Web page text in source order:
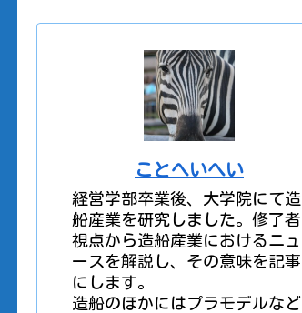
ことへいへい
経営学部卒業後、大学院にて造
船産業を研究しました。修了者
視点から造船産業におけるニュ
ースを解説し、その意味を記事
にします。
造船のほかにはプラモデルなど